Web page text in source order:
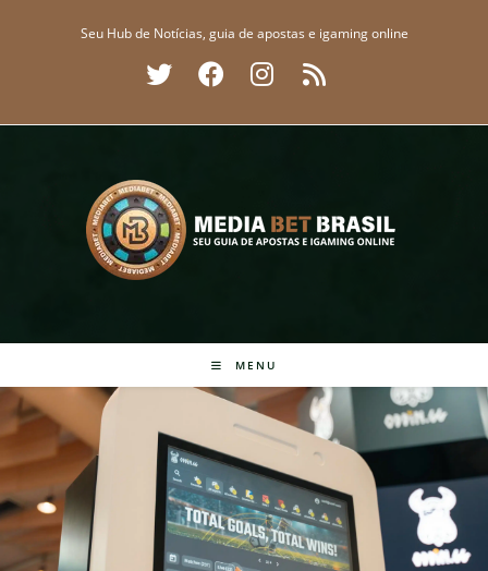
Seu Hub de Notícias, guia de apostas e igaming online
MENU